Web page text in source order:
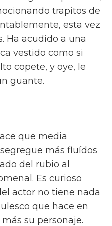
trapitos de
esta vez
Ha acudido a una
vestido como si
copete, y oye, le
guante.
que media
más fluídos
del rubio al
Es curioso
actor no tiene nada
que hace en
su personaje.